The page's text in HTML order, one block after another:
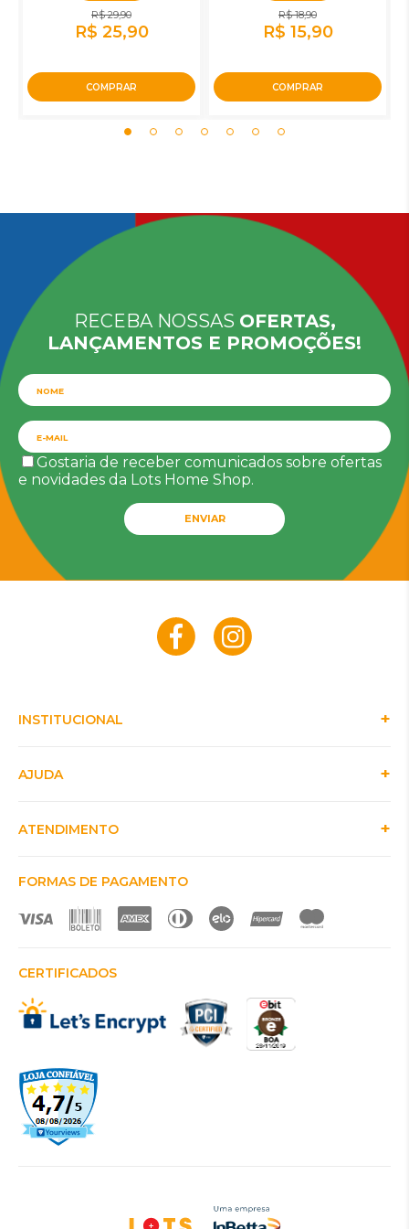
R$ 29,90
R$ 25,90
COMPRAR
R$ 18,90
R$ 15,90
COMPRAR
RECEBA NOSSAS OFERTAS,
LANÇAMENTOS E PROMOÇÕES!
Gostaria de receber comunicados sobre ofertas
e novidades da Lots Home Shop.
ENVIAR
INSTITUCIONAL
AJUDA
ATENDIMENTO
FORMAS DE PAGAMENTO
CERTIFICADOS